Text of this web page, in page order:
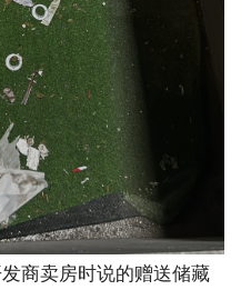
商卖房时说的赠送储藏